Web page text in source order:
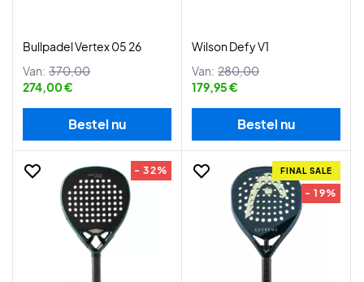
Bullpadel Vertex 05 26
Van: 370,00
274,00 €
Bestel nu
Wilson Defy V1
Van: 280,00
179,95 €
Bestel nu
- 32% FINAL SALE
- 19%